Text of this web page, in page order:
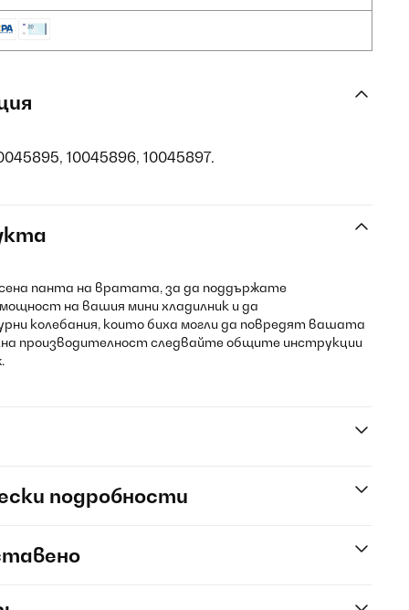
10045896, 10045897.
панта на вратата, за да поддържате
на вашия мини хладилник и да
колебания, които биха могли да повредят вашата
производителност следвайте общите инструкции
подробности